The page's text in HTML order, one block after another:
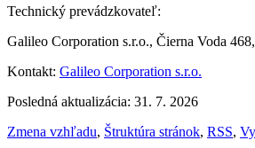
Technický prevádzkovateľ:
Galileo Corporation s.r.o., Čierna Voda
Kontakt: Galileo Corporation s.r.o.
Posledná aktualizácia: 31. 7. 2026
Zmena vzhľadu, Štruktúra stránok, RSS,